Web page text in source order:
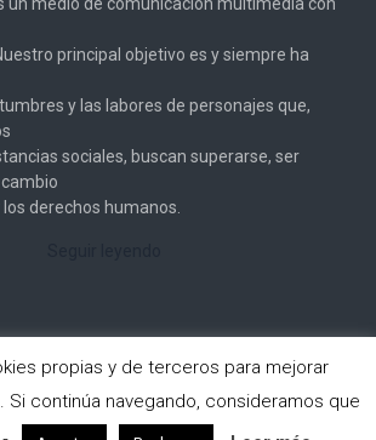
un medio de comunicación multimedia con
principal objetivo es y siempre ha
y las labores de personajes que,
sociales, buscan superarse, ser
derechos humanos.
Cámara Oscura. All rights reserved.
propias y de terceros para mejorar
Si continúa navegando, consideramos que